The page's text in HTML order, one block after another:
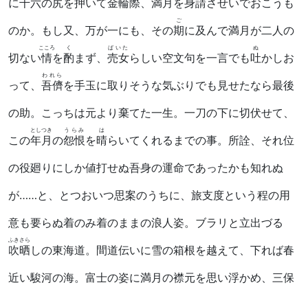
のか。もし又、万が一にも、その期
ご
に及んで満月が二人の
切ない情
こころ
を酌
く
まず、 売女
ばいた
らしい空文句を一言でも吐
ぬ
かしお
って、 吾儕
われら
を手玉に取りそうな気ぶりでも見せたなら最後
の助。こっちは元より棄てた一生。一刀の下に切伏せて、
この年月
としつき
の怨恨
うらみ
を晴
は
らいてくれるまでの事。所詮、それ位
の役廻りにしか値打せぬ吾身の運命であったかも知れぬ
が……と、とつおいつ思案のうちに、旅支度という程の用
意も要らぬ着のみ着のままの浪人姿。ブラリと立出づる
吹晒
ふきさら
しの東海道。間道伝いに雪の箱根を越えて、下れば春
近い駿河の海。富士の姿に満月の襟元を思い浮かめ、三保